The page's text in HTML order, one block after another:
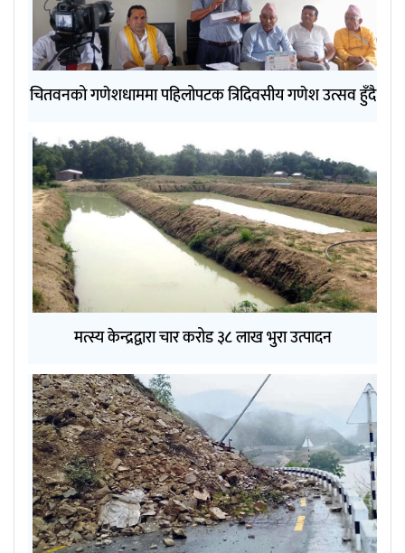
चितवनको गणेशधाममा पहिलोपटक त्रिदिवसीय गणेश उत्सव हुँदै
मत्स्य केन्द्रद्वारा चार करोड ३८ लाख भुरा उत्पादन